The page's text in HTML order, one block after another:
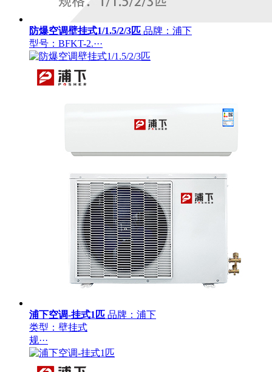
防爆空调壁挂式1/1.5/2/3匹 品牌：浦下
型号：BFKT-2.···
浦下空调-挂式1匹 品牌：浦下
类型：壁挂式
规···